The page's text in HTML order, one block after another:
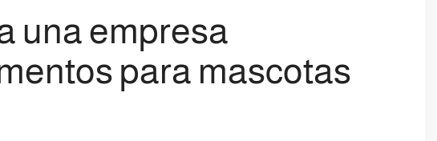
una empresa
para mascotas